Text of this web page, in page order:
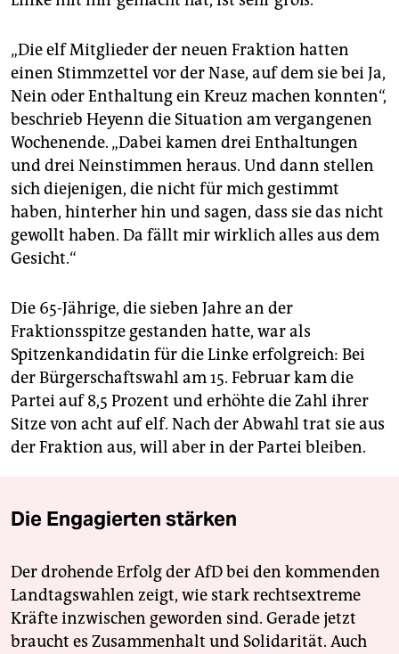
„Die elf Mitglieder der neuen Fraktion hatten
einen Stimmzettel vor der Nase, auf dem sie bei Ja,
Nein oder Enthaltung ein Kreuz machen konnten“,
beschrieb Heyenn die Situation am vergangenen
Wochenende. „Dabei kamen drei Enthaltungen
und drei Neinstimmen heraus. Und dann stellen
sich diejenigen, die nicht für mich gestimmt
haben, hinterher hin und sagen, dass sie das nicht
gewollt haben. Da fällt mir wirklich alles aus dem
Gesicht.“
Die 65-Jährige, die sieben Jahre an der
Fraktionsspitze gestanden hatte, war als
Spitzenkandidatin für die Linke erfolgreich: Bei
der Bürgerschaftswahl am 15. Februar kam die
Partei auf 8,5 Prozent und erhöhte die Zahl ihrer
Sitze von acht auf elf. Nach der Abwahl trat sie aus
der Fraktion aus, will aber in der Partei bleiben.
Die Engagierten stärken
Der drohende Erfolg der AfD bei den kommenden
Landtagswahlen zeigt, wie stark rechtsextreme
Kräfte inzwischen geworden sind. Gerade jetzt
braucht es Zusammenhalt und Solidarität. Auch